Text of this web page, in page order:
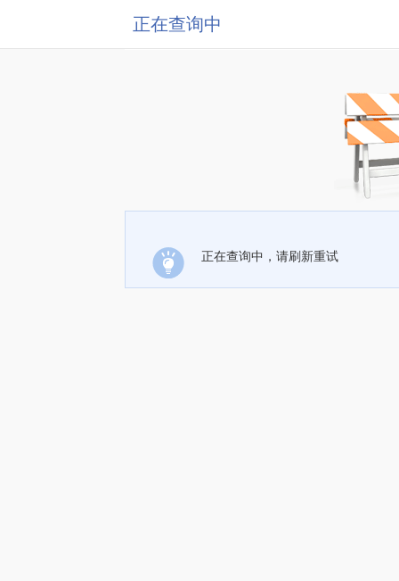
正在查询中
正在查询中，请刷新重试